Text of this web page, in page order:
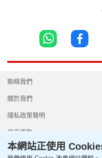
聯絡我們
關於我們
隱私政策聲明
使用條款
本網站正使用